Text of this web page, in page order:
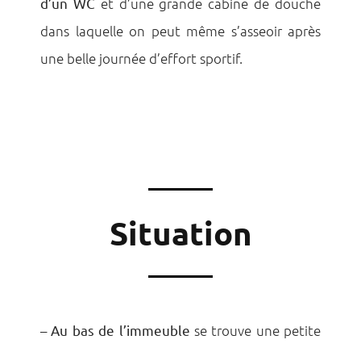
dans laquelle on peut même s’asseoir après
une belle journée d’effort sportif.
Situation
–Au bas de l’immeuble se trouve une petite